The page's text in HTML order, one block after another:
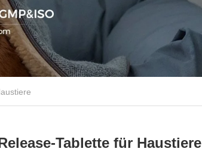
Tablette für Haustiere